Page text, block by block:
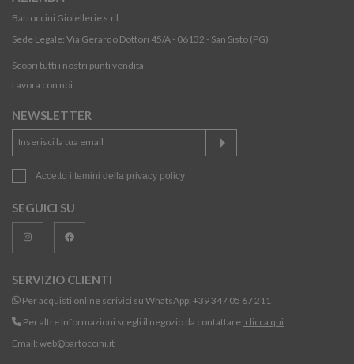
Bartoccini Gioiellerie s.r.l.
Sede Legale: Via Gerardo Dottori 45/A - 06132 - San Sisto (PG)
Scopri tutti i nostri punti vendita
Lavora con noi
NEWSLETTER
Accetto i temini della privacy policy
SEGUICI SU
SERVIZIO CLIENTI
Per acquisti online scrivici su WhatsApp: +39 347 05 67 211
Per altre informazioni scegli il negozio da contattare: clicca qui
Email: web@bartoccini.it